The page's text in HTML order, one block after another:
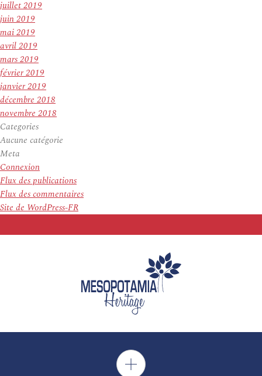
juillet 2019
juin 2019
mai 2019
avril 2019
mars 2019
février 2019
janvier 2019
décembre 2018
novembre 2018
Categories
Aucune catégorie
Meta
Connexion
Flux des publications
Flux des commentaires
Site de WordPress-FR